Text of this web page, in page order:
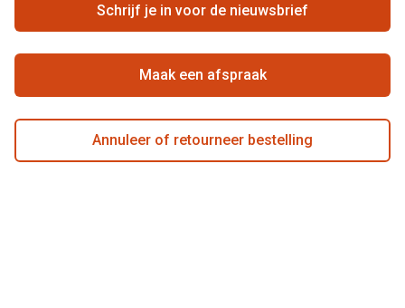
Beste winkelketen
Schrijf je in voor de nieuwsbrief
Maak een afspraak
Annuleer of retourneer bestelling